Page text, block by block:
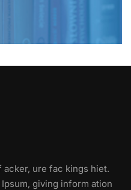
acker, ure fac kings hiet.
giving inform ation